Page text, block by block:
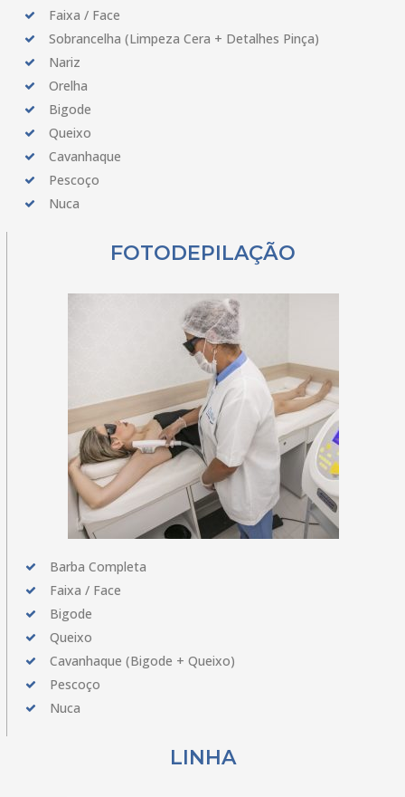
Faixa / Face
Sobrancelha (Limpeza Cera + Detalhes Pinça)
Nariz
Orelha
Bigode
Queixo
Cavanhaque
Pescoço
Nuca
FOTODEPILAÇÃO
Barba Completa
Faixa / Face
Bigode
Queixo
Cavanhaque (Bigode + Queixo)
Pescoço
Nuca
LINHA